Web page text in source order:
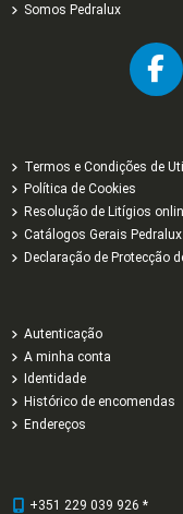
Somos Pedralux
Termos e Condições de
Política de Cookies
Resolução de Litígios
Catálogos Gerais
Declaração de Protecção
Autenticação
A minha conta
Identidade
Histórico de encomendas
Endereços
+351 229 039 926 *